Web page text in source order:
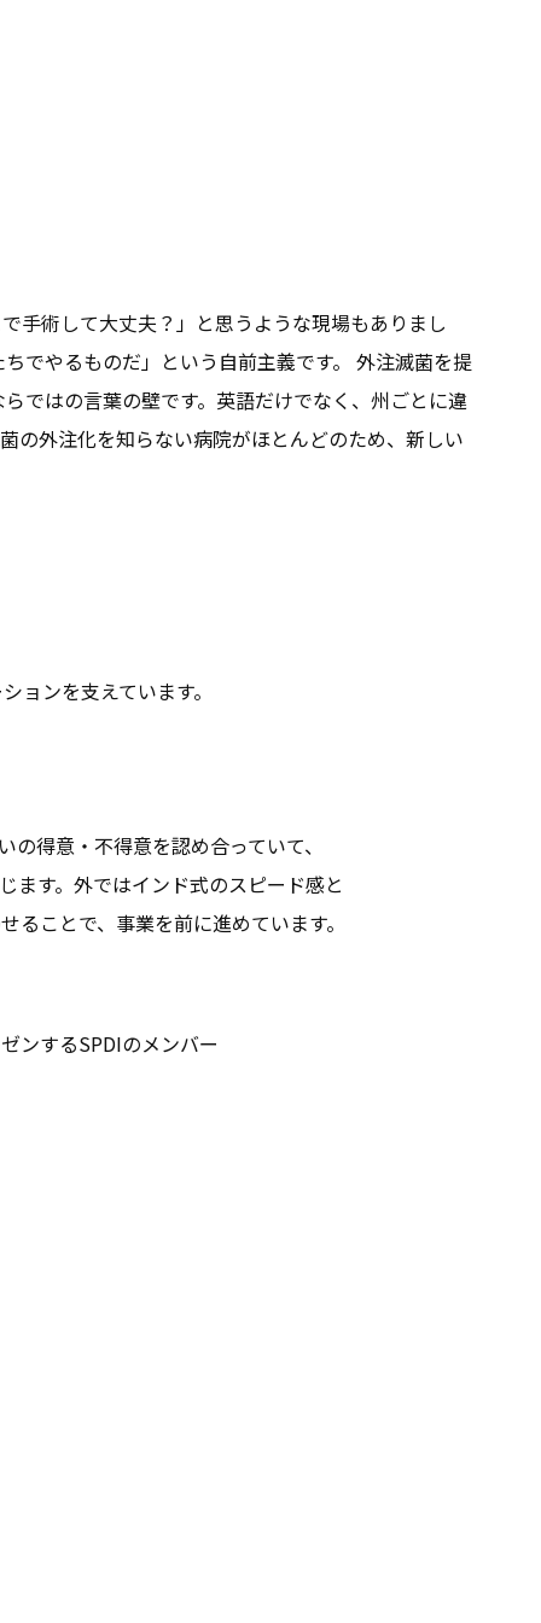
手術して大丈夫？」と思うような現場もありまし
でやるものだ」という自前主義です。 外注滅菌を提
ではの言葉の壁です。英語だけでなく、州ごとに違
の外注化を知らない病院がほとんどのため、新しい
ョンを支えています。
得意・不得意を認め合っていて、
ます。外ではインド式のスピード感と
ことで、事業を前に進めています。
ンするSPDIのメンバー